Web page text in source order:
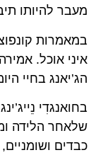
מעבר להיותו
במאמרות
איני אוכל.
הג’יאנג בחיי
בחואנגדִי
שלאחר הלידה
כבדים